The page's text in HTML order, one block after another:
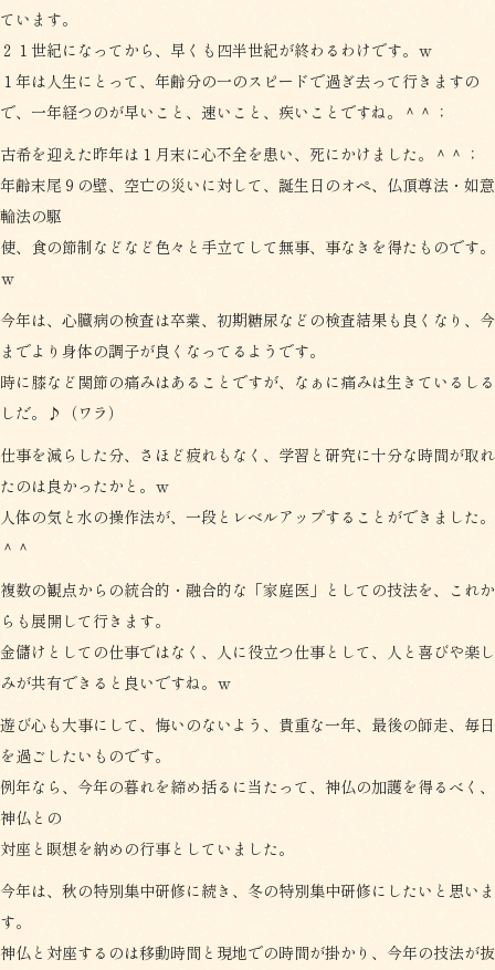
ています。
２１世紀になってから、早くも四半世紀が終わるわけです。ｗ
１年は人生にとって、年齢分の一のスピードで過ぎ去って行きますの
で、一年経つのが早いこと、速いこと、疾いことですね。＾＾；
古希を迎えた昨年は１月末に心不全を患い、死にかけました。＾＾；
年齢末尾９の壁、空亡の災いに対して、誕生日のオペ、仏頂尊法・如意
輪法の駆
使、食の節制などなど色々と手立てして無事、事なきを得たものです。
ｗ
今年は、心臓病の検査は卒業、初期糖尿などの検査結果も良くなり、今
までより身体の調子が良くなってるようです。
時に膝など関節の痛みはあることですが、なぁに痛みは生きているしる
しだ。♪（ワラ）
仕事を減らした分、さほど疲れもなく、学習と研究に十分な時間が取れ
たのは良かったかと。ｗ
人体の気と水の操作法が、一段とレベルアップすることができました。
＾＾
複数の観点からの統合的・融合的な「家庭医」としての技法を、これか
らも展開して行きます。
金儲けとしての仕事ではなく、人に役立つ仕事として、人と喜びや楽し
みが共有できると良いですね。ｗ
遊び心も大事にして、悔いのないよう、貴重な一年、最後の師走、毎日
を過ごしたいものです。
例年なら、今年の暮れを締め括るに当たって、神仏の加護を得るべく、
神仏との
対座と瞑想を納めの行事としていました。
今年は、秋の特別集中研修に続き、冬の特別集中研修にしたいと思いま
す。
神仏と対座するのは移動時間と現地での時間が掛かり、今年の技法が抜